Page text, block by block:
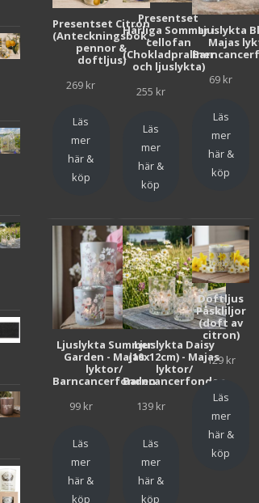
Presentset Citron
(Anteckningsbok,
pennor &
doftljus)
269 kr
Läs
mer
här &
köp
Presentset
Härliga Sommar i
cellofan
(Chokladpraliner
och ljuslykta)
255 kr
Läs
mer
här &
köp
Ljuslykta
Majas
69 kr
Läs
mer
här &
köp
Ljuslykta Summer
Garden - Majas
lyktor/
Barncancerfonden
99 kr
Läs
mer
här &
köp
Ljuslykta Daisy
(10x12cm) - Majas
lyktor/
Barncancerfonden
139 kr
Läs
mer
här &
köp
Doftljus
Påskliljor
(doft av
citron)
129 kr
Läs
mer
här &
köp